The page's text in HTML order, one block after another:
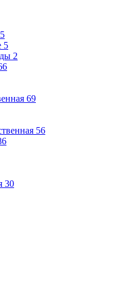
5
5
2
69
56
30